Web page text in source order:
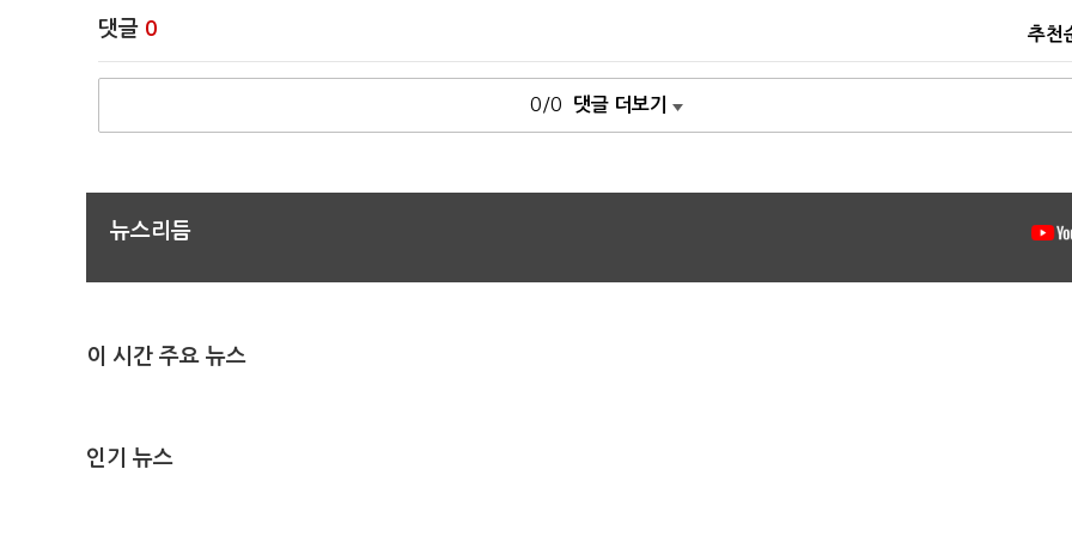
댓글 0 추천
0/0 댓글 더보기
뉴스리듬
이 시간 주요 뉴스
인기 뉴스